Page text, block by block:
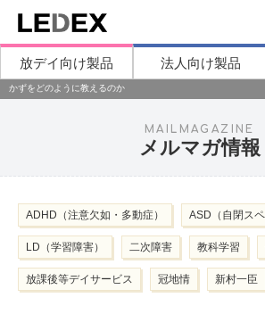
放デイ向け製品 法人向け製品
かずをどのように教えるのか
MAILMAGAZINE
メルマガ情報
ADHD（注意欠如・多動症） ASD（自閉スペ
LD（学習障害） 二次障害 教科学習
放課後等デイサービス 冠地情 新村一臣